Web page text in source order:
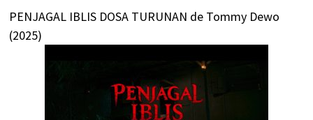
PENJAGAL IBLIS DOSA TURUNAN de Tommy Dewo
(2025)